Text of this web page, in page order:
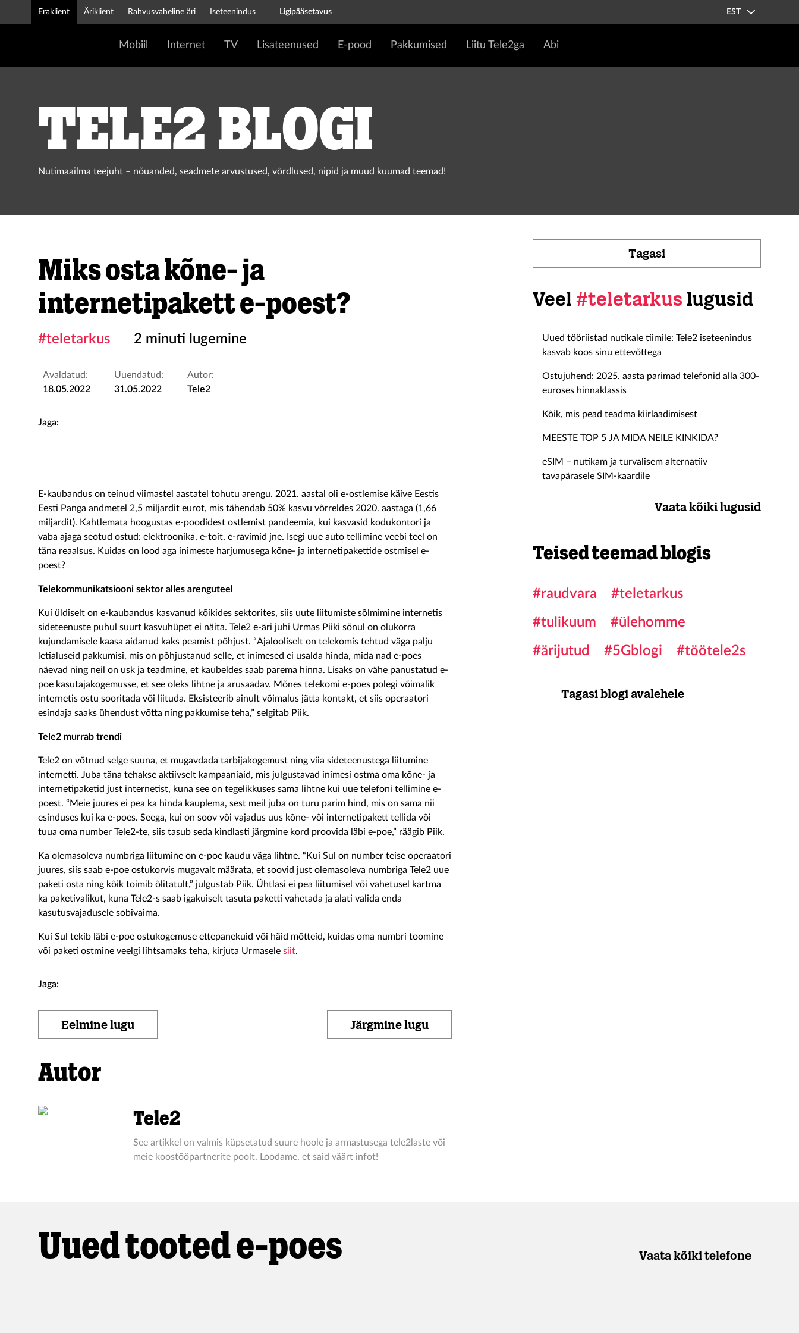
Eraklient Äriklient Rahvusvaheline äri Iseteenindus Ligipääsetavus EST
Mobiil Internet TV Lisateenused E-pood Pakkumised Liitu Tele2ga Abi
Tele2 blogi
Nutimaailma teejuht – nõuanded, seadmete arvustused, võrdlused, nipid ja muud kuumad teemad!
Miks osta kõne- ja
internetipakett e-poest?
#teletarkus 2 minuti lugemine
Avaldatud:
18.05.2022
Uuendatud:
31.05.2022
Autor:
Tele2
Jaga:
E-kaubandus on teinud viimastel aastatel tohutu arengu. 2021. aastal oli e-ostlemise käive Eestis
Eesti Panga andmetel 2,5 miljardit eurot, mis tähendab 50% kasvu võrreldes 2020. aastaga (1,66
miljardit). Kahtlemata hoogustas e-poodidest ostlemist pandeemia, kui kasvasid kodukontori ja
vaba ajaga seotud ostud: elektroonika, e-toit, e-ravimid jne. Isegi uue auto tellimine veebi teel on
täna reaalsus. Kuidas on lood aga inimeste harjumusega kõne- ja internetipakettide ostmisel e-
poest?
Telekommunikatsiooni sektor alles arenguteel
Kui üldiselt on e-kaubandus kasvanud kõikides sektorites, siis uute liitumiste sõlmimine internetis
sideteenuste puhul suurt kasvuhüpet ei näita. Tele2 e-äri juhi Urmas Piiki sõnul on olukorra
kujundamisele kaasa aidanud kaks peamist põhjust. “Ajalooliselt on telekomis tehtud väga palju
letialuseid pakkumisi, mis on põhjustanud selle, et inimesed ei usalda hinda, mida nad e-poes
näevad ning neil on usk ja teadmine, et kaubeldes saab parema hinna. Lisaks on vähe panustatud e-
poe kasutajakogemusse, et see oleks lihtne ja arusaadav. Mõnes telekomi e-poes polegi võimalik
internetis ostu sooritada või liituda. Eksisteerib ainult võimalus jätta kontakt, et siis operaatori
esindaja saaks ühendust võtta ning pakkumise teha,” selgitab Piik.
Tele2 murrab trendi
Tele2 on võtnud selge suuna, et mugavdada tarbijakogemust ning viia sideteenustega liitumine
internetti. Juba täna tehakse aktiivselt kampaaniaid, mis julgustavad inimesi ostma oma kõne- ja
internetipaketid just internetist, kuna see on tegelikkuses sama lihtne kui uue telefoni tellimine e-
poest. “Meie juures ei pea ka hinda kauplema, sest meil juba on turu parim hind, mis on sama nii
esinduses kui ka e-poes. Seega, kui on soov või vajadus uus kõne- või internetipakett tellida või
tuua oma number Tele2-te, siis tasub seda kindlasti järgmine kord proovida läbi e-poe,” räägib Piik.
Ka olemasoleva numbriga liitumine on e-poe kaudu väga lihtne. “Kui Sul on number teise operaatori
juures, siis saab e-poe ostukorvis mugavalt määrata, et soovid just olemasoleva numbriga Tele2 uue
paketi osta ning kõik toimib õlitatult,” julgustab Piik. Ühtlasi ei pea liitumisel või vahetusel kartma
ka paketivalikut, kuna Tele2-s saab igakuiselt tasuta paketti vahetada ja alati valida enda
kasutusvajadusele sobivaima.
Kui Sul tekib läbi e-poe ostukogemuse ettepanekuid või häid mõtteid, kuidas oma numbri toomine
või paketi ostmine veelgi lihtsamaks teha, kirjuta Urmasele siit.
Jaga:
Eelmine lugu Järgmine lugu
Autor
Tele2
See artikkel on valmis küpsetatud suure hoole ja armastusega tele2laste või
meie koostööpartnerite poolt. Loodame, et said väärt infot!
Tagasi
Veel #teletarkus lugusid
Uued tööriistad nutikale tiimile: Tele2 iseteenindus
kasvab koos sinu ettevõttega
Ostujuhend: 2025. aasta parimad telefonid alla 300-
euroses hinnaklassis
Kõik, mis pead teadma kiirlaadimisest
MEESTE TOP 5 JA MIDA NEILE KINKIDA?
eSIM – nutikam ja turvalisem alternatiiv
tavapärasele SIM-kaardile
Vaata kõiki lugusid
Teised teemad blogis
#raudvara
#teletarkus
#tulikuum
#ülehomme
#ärijutud
#5Gblogi #töötele2s
Tagasi blogi avalehele
Uued tooted e-poes Vaata kõiki telefone